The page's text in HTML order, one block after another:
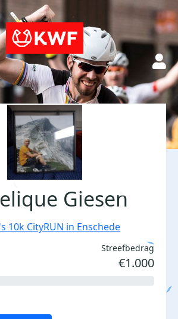
Giesen
10k CityRUN in Enschede
Streefbedrag
€1.000